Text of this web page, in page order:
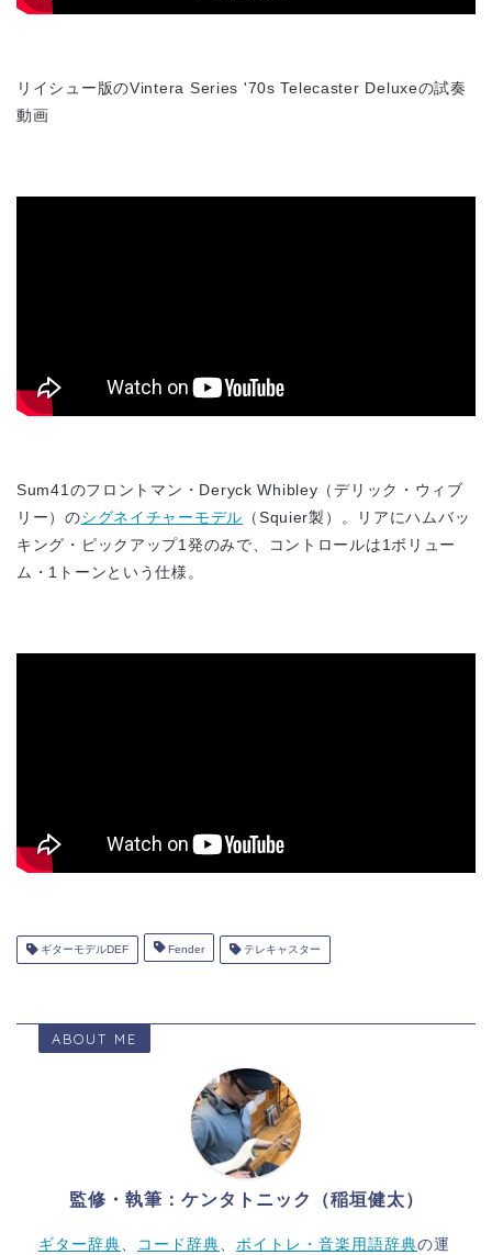
リイシュー版のVintera Series '70s Telecaster Deluxeの試奏
動画
Sum41のフロントマン・Deryck Whibley（デリック・ウィブ
リー）のシグネイチャーモデル （Squier製）。リアにハムバッ
キング・ピックアップ1発のみで、コントロールは1ボリュー
ム・1トーンという仕様。
ギターモデルDEF Fender テレキャスター
ABOUT ME
監修・執筆：ケンタトニック（稲垣健太）
ギター辞典、 コード辞典、 ボイトレ・音楽用語辞典の運